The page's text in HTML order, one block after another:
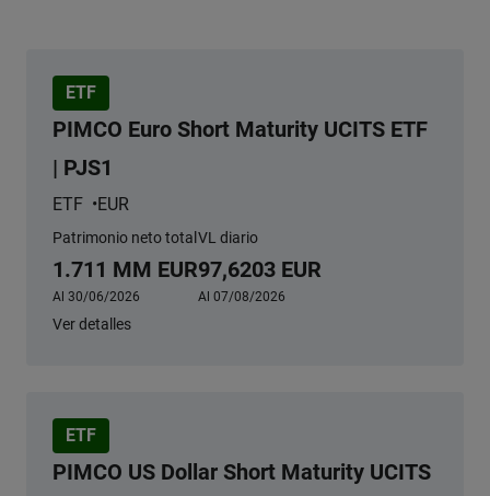
ETF
PIMCO Euro Short Maturity UCITS ETF
| PJS1
ETF EUR
Patrimonio neto total
1.711 MM EUR
Al 30/06/2026
VL diario
97,6203 EUR
Al 07/08/2026
Ver detalles
ETF
PIMCO US Dollar Short Maturity UCITS